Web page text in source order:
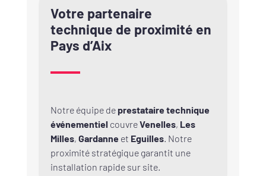
Votre partenaire
technique de proximité en
Pays d’Aix
Notre équipe de prestataire technique
événementiel couvreVenelles, Les
Milles, Gardanne et Eguilles. Notre
proximité stratégique garantit une
installation rapide sur site.